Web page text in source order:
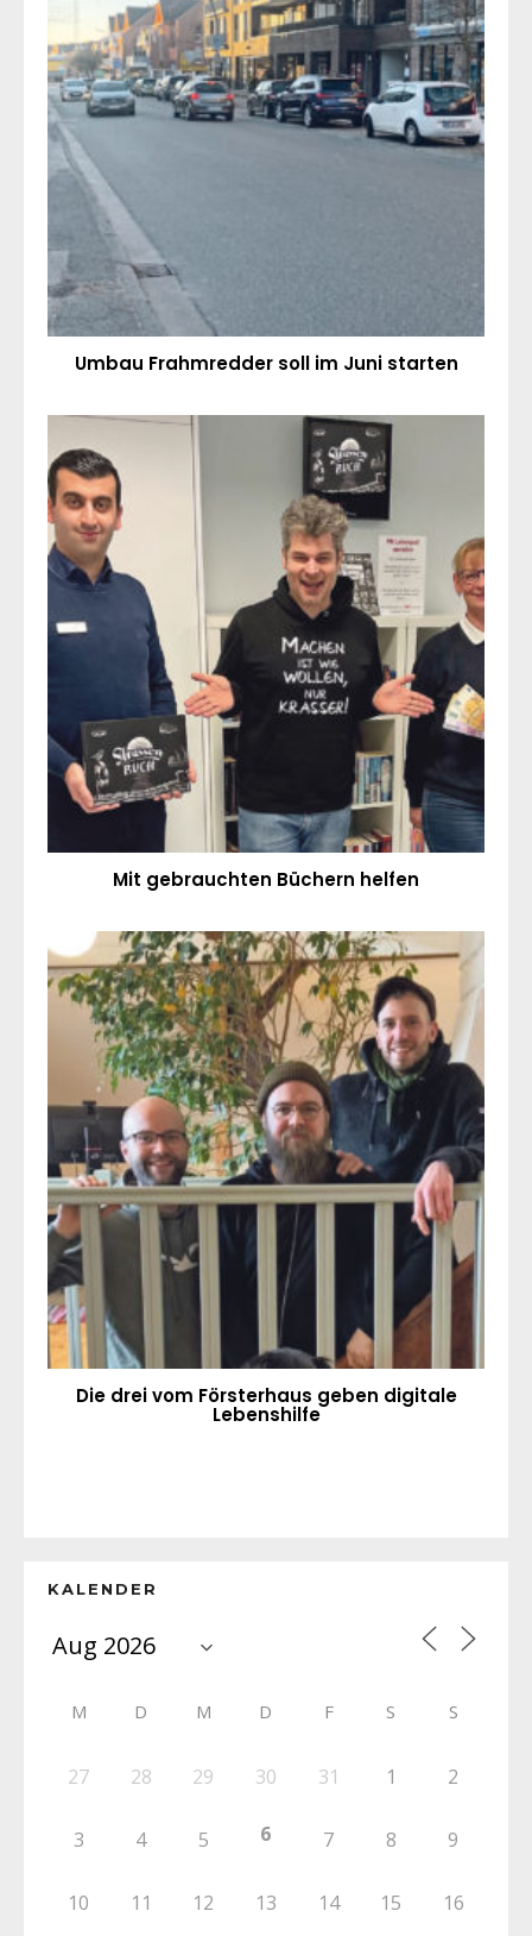
Umbau Frahmredder soll im Juni starten
Mit gebrauchten Büchern helfen
Die drei vom Försterhaus geben digitale
Lebenshilfe
KALENDER
M D M D F S S
27 28 29 30 31 1 2
3 4 5 6 7 8 9
10 11 12 13 14 15 16